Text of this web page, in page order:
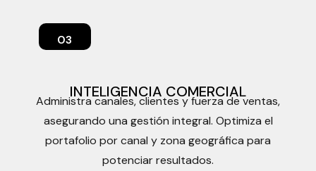
03
INTELIGENCIA COMERCIAL
Administra canales, clientes y fuerza de ventas,
asegurando una gestión integral. Optimiza el
portafolio por canal y zona geográfica para
potenciar resultados.